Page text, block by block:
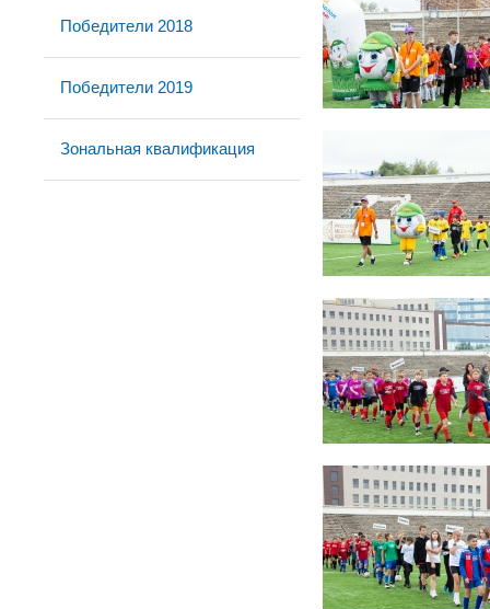
Победители 2018
Победители 2019
Зональная квалификация